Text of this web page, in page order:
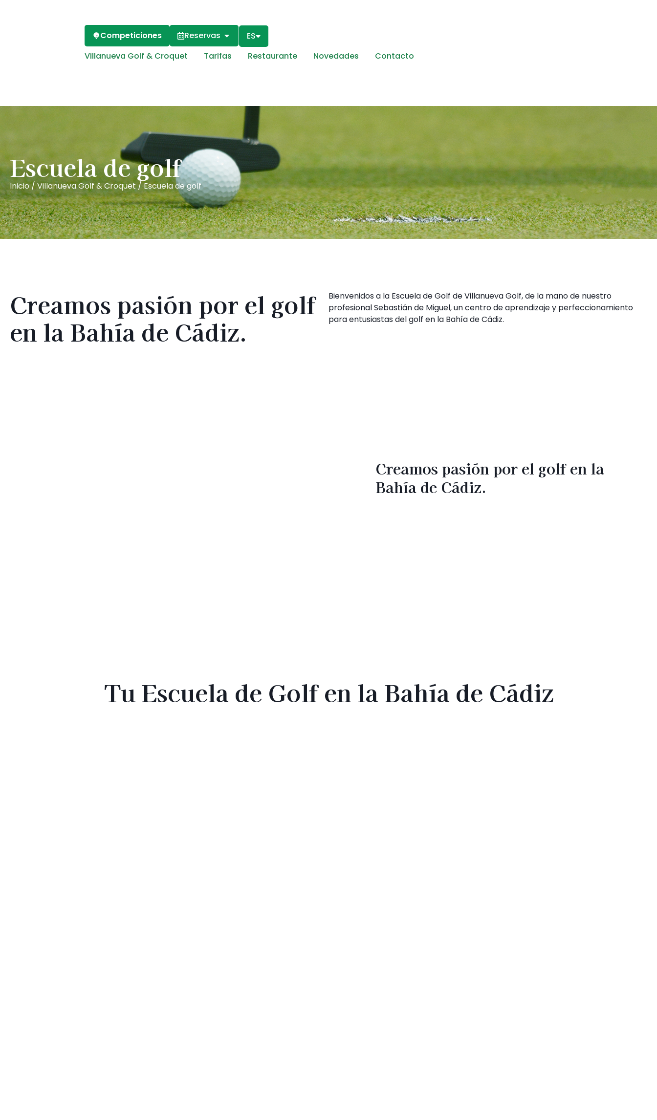
Competiciones Reservas
ES
Villanueva Golf & Croquet
Tarifas Restaurante Novedades Contacto
Escuela de golf
Inicio/Villanueva Golf & Croquet/Escuela de golf
Creamos pasión por el golf
en la Bahía de Cádiz.
Bienvenidos a la Escuela de Golf de Villanueva Golf, de la mano de nuestro
profesional Sebastián de Miguel, un centro de aprendizaje y perfeccionamiento
para entusiastas del golf en la Bahía de Cádiz.
Creamos pasión por el golf en la
Bahía de Cádiz.
Tu Escuela de Golf en la Bahía de Cádiz